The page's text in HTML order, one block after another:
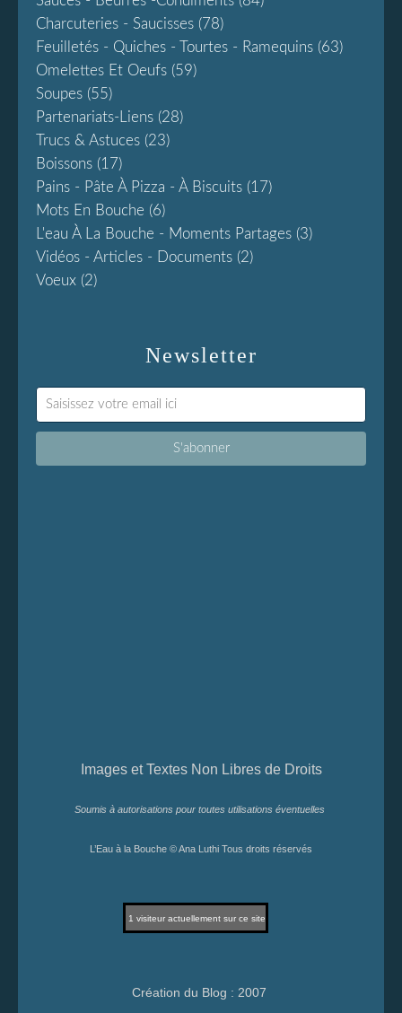
Newsletter
Charcuteries - Saucisses (78)
Feuilletés - Quiches - Tourtes - Ramequins (63)
Omelettes Et Oeufs (59)
Soupes (55)
Partenariats-Liens (28)
Trucs & Astuces (23)
Boissons (17)
Pains - Pâte À Pizza - À Biscuits (17)
Mots En Bouche (6)
L'eau À La Bouche - Moments Partages (3)
Vidéos - Articles - Documents (2)
Voeux (2)
Images et Textes Non Libres de Droits
Soumis à autorisations pour toutes utilisations éventuelles
L’Eau à la Bouche © Ana Luthi Tous droits réservés
1 visiteur actuellement sur ce site
Création du Blog : 2007